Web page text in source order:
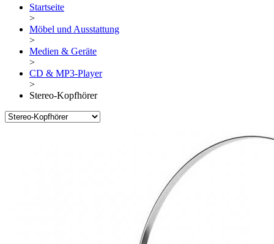
Startseite
>
Möbel und Ausstattung
>
Medien & Geräte
>
CD & MP3-Player
>
Stereo-Kopfhörer